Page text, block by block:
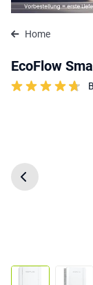
Home
EcoFlow